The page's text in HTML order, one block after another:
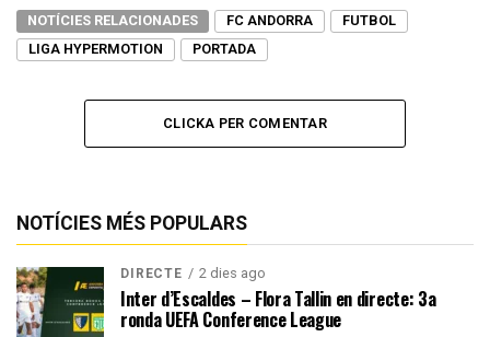
NOTÍCIES RELACIONADES FC ANDORRA
FUTBOL
LIGA HYPERMOTION
PORTADA
CLICKA PER COMENTAR
NOTÍCIES MÉS POPULARS
DIRECTE 2 dies ago
Inter d’Escaldes – Flora Tallin en directe: 3a
ronda UEFA Conference League